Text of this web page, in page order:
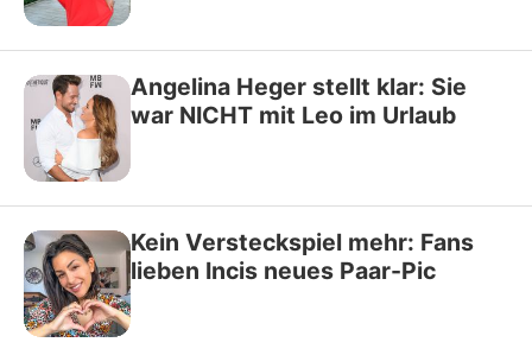
Angelina Heger stellt klar: Sie
war NICHT mit Leo im Urlaub
Kein Versteckspiel mehr: Fans
lieben Incis neues Paar-Pic